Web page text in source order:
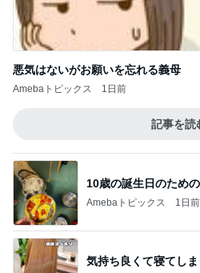
悪気はないがお願いを忘れる義母
Amebaトピックス 1日前
記事を読
10歳の誕生日のため
Amebaトピックス 1日前
気持ち良くて寝てし